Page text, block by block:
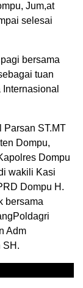
Jum,at
selesai
bersama
tuan
Parsan ST.MT
Dompu,
Dompu
wakili Kasi
Dompu H.
bersama
Adm
SH.